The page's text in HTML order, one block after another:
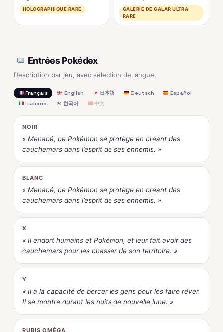
HOLOGRAPHIQUE RARE
GALERIE DE GALAR ULTRA
RARE
Entrées Pokédex
Description par jeu, avec sélection de langue.
Français English 日本語 Deutsch
Español
Italiano
한국어 中文
NOIR
« Menacé, ce Pokémon se protège en créant des
cauchemars dans l’esprit de ses ennemis. »
BLANC
« Menacé, ce Pokémon se protège en créant des
cauchemars dans l’esprit de ses ennemis. »
X
« Il endort humains et Pokémon, et leur fait avoir des
cauchemars pour les chasser de son territoire. »
Y
« Il a la capacité de bercer les gens pour les faire rêver.
Il se montre durant les nuits de nouvelle lune. »
RUBIS OMÉGA